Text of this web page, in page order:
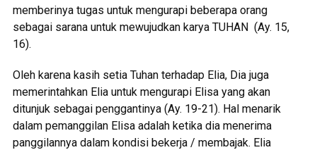
memberinya tugas untuk mengurapi beberapa orang
sebagai sarana untuk mewujudkan karya TUHAN (Ay. 15,
16).
Oleh karena kasih setia Tuhan terhadap Elia, Dia juga
memerintahkan Elia untuk mengurapi Elisa yang akan
ditunjuk sebagai penggantinya (Ay. 19-21). Hal menarik
dalam pemanggilan Elisa adalah ketika dia menerima
panggilannya dalam kondisi bekerja / membajak. Elia